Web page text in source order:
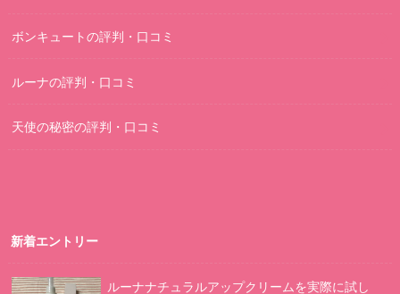
ボンキュートの評判・口コミ
ルーナの評判・口コミ
天使の秘密の評判・口コミ
新着エントリー
ルーナナチュラルアップクリームを実際に試し